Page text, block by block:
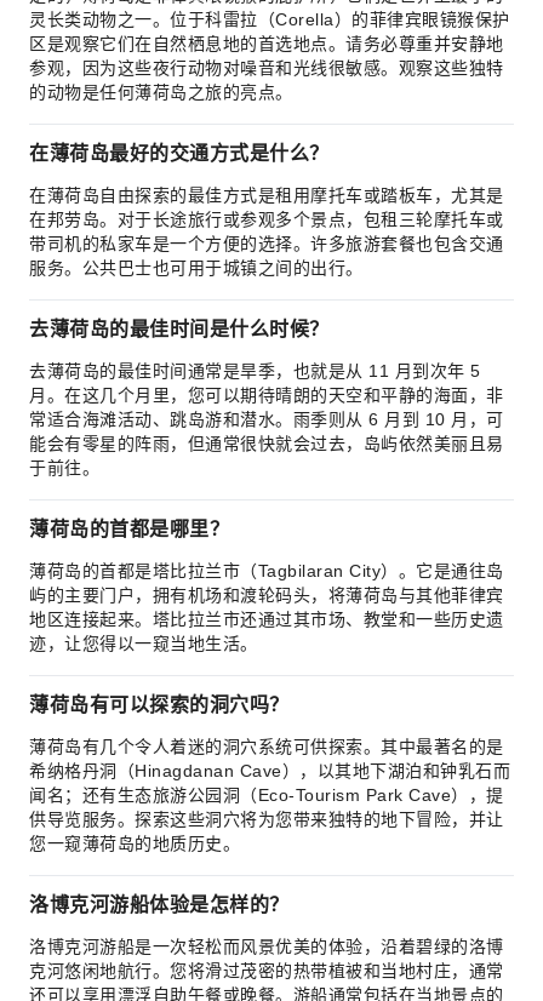
灵长类动物之一。位于科雷拉（Corella）的菲律宾眼镜猴保护
区是观察它们在自然栖息地的首选地点。请务必尊重并安静地
参观，因为这些夜行动物对噪音和光线很敏感。观察这些独特
的动物是任何薄荷岛之旅的亮点。
在薄荷岛最好的交通方式是什么？
在薄荷岛自由探索的最佳方式是租用摩托车或踏板车，尤其是
在邦劳岛。对于长途旅行或参观多个景点，包租三轮摩托车或
带司机的私家车是一个方便的选择。许多旅游套餐也包含交通
服务。公共巴士也可用于城镇之间的出行。
去薄荷岛的最佳时间是什么时候？
去薄荷岛的最佳时间通常是旱季，也就是从 11 月到次年 5
月。在这几个月里，您可以期待晴朗的天空和平静的海面，非
常适合海滩活动、跳岛游和潜水。雨季则从 6 月到 10 月，可
能会有零星的阵雨，但通常很快就会过去，岛屿依然美丽且易
于前往。
薄荷岛的首都是哪里？
薄荷岛的首都是塔比拉兰市（Tagbilaran City）。它是通往岛
屿的主要门户，拥有机场和渡轮码头，将薄荷岛与其他菲律宾
地区连接起来。塔比拉兰市还通过其市场、教堂和一些历史遗
迹，让您得以一窥当地生活。
薄荷岛有可以探索的洞穴吗？
薄荷岛有几个令人着迷的洞穴系统可供探索。其中最著名的是
希纳格丹洞（Hinagdanan Cave），以其地下湖泊和钟乳石而
闻名；还有生态旅游公园洞（Eco-Tourism Park Cave），提
供导览服务。探索这些洞穴将为您带来独特的地下冒险，并让
您一窥薄荷岛的地质历史。
洛博克河游船体验是怎样的？
洛博克河游船是一次轻松而风景优美的体验，沿着碧绿的洛博
克河悠闲地航行。您将滑过茂密的热带植被和当地村庄，通常
还可以享用漂浮自助午餐或晚餐。游船通常包括在当地景点的